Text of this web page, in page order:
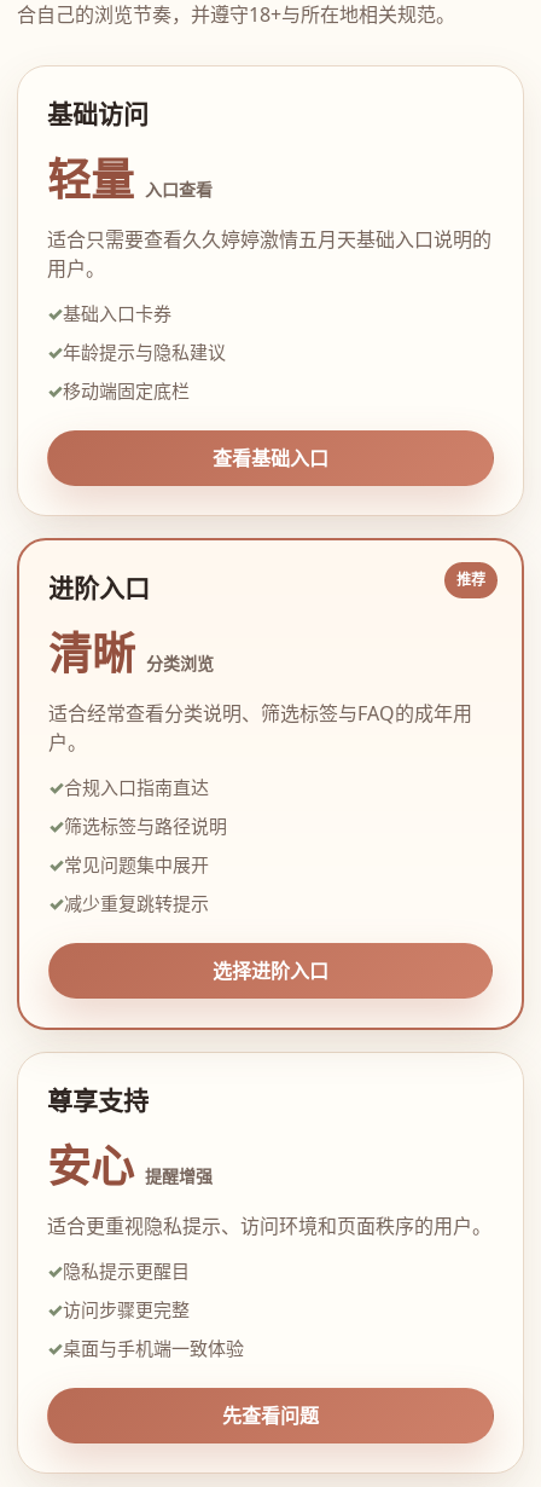
合自己的浏览节奏，并遵守18+与所在地相关规范。
基础访问
轻量 入口查看
适合只需要查看久久婷婷激情五月天基础入口说明的
用户。
基础入口卡券
年龄提示与隐私建议
移动端固定底栏
查看基础入口
进阶入口
清晰 分类浏览
适合经常查看分类说明、筛选标签与FAQ的成年用
户。
合规入口指南直达
筛选标签与路径说明
常见问题集中展开
减少重复跳转提示
选择进阶入口
尊享支持
安心 提醒增强
适合更重视隐私提示、访问环境和页面秩序的用户。
隐私提示更醒目
访问步骤更完整
桌面与手机端一致体验
先查看问题